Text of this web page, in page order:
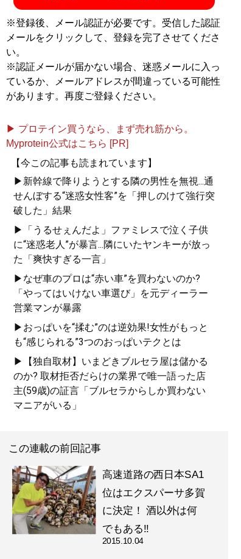
※登録後、メール認証が必要です。受信した認証
メールをクリックして、登録を完了させてくださ
い。
※認証メールが届かない場合、迷惑メールに入っ
ているか、メールアドレスが間違っている可能性
があります。再度ご登録ください。
▶ プロテイン買うなら、まず売れ筋から。
Myprotein公式はこちら [PR]
【今この記事も読まれています】
▶新幹線で降りようとする隣の男性を無視...通
せんぼする“迷惑女性客”を「押しのけて強行突
破した」結果
▶「うるせぇんだよ」ファミレスで泣く子供
に“迷惑老人”が暴言...隣にいたヤンキーが放っ
た「爽快すぎる一言」
▶なぜ車のプロは“赤い車”を買わないのか?
「やってはいけない車選び」を元ディーラー
営業マンが暴露
▶おっぱいを“揉む”のは逆効果!女性がもっと
も“感じられる”3つのおっぱいテクとは
▶【独自取材】いまどきブルセラ屋は儲かる
のか? 取材拒否だらけの業界で唯一語った店
主(59歳)の証言「ブルセラからしか買わない
マニアがいる」
この連載の前回記事
高速道路の西日本SA1
位はエクスパーサ多賀
に決定！ 酒以外は何
でもある!!
2015.10.04